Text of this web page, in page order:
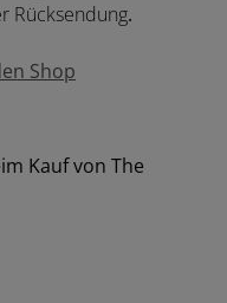
Rücksendung.
Shop
Kauf von The